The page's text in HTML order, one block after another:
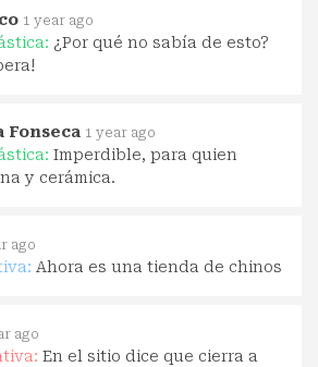
1 year ago
¿Por qué no sabía de esto?
Fonseca 1 year ago
Imperdible, para quien
y cerámica.
ago
Ahora es una tienda de chinos
ago
En el sitio dice que cierra a